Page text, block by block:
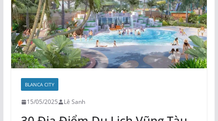
BLANCA CITY
15/05/2025 Lê Sanh